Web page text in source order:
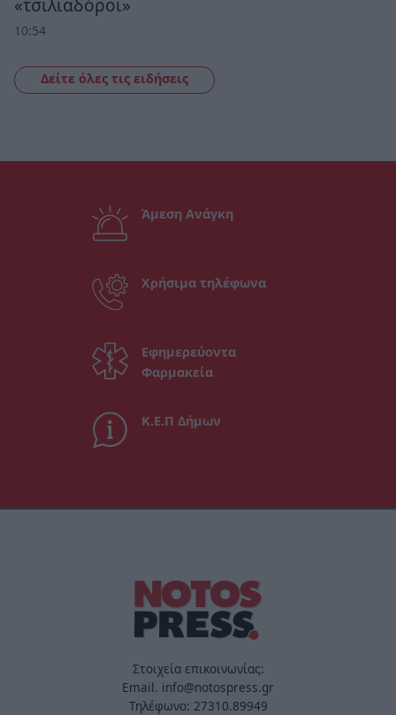
«τσιλιαδόροι»
10:54
Δείτε όλες τις ειδήσεις
Άμεση Ανάγκη
Χρήσιμα τηλέφωνα
Εφημερεύοντα
Φαρμακεία
Κ.Ε.Π Δήμων
Στοιχεία επικοινωνίας:
Email. info@notospress.gr
Τηλέφωνο: 27310.89949